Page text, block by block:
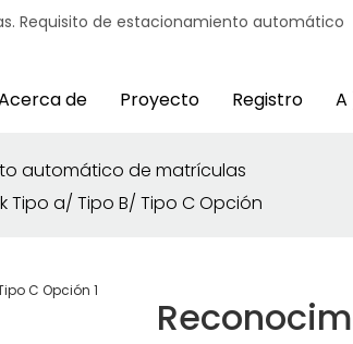
Requisito de estacionamiento automático
de Proyecto Registro
automático de matrículas
Tipo a/ Tipo B/ Tipo C Opción